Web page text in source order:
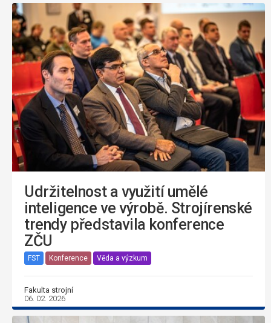
Udržitelnost a využití umělé
inteligence ve výrobě. Strojírenské
trendy představila konference
ZČU
FST Konference Věda a výzkum
Fakulta strojní
06. 02. 2026